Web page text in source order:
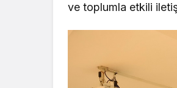
ve toplumla etkili